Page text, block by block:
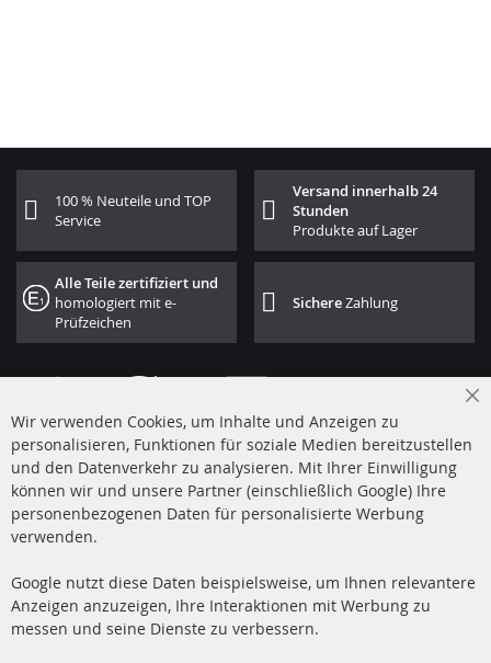
100 % Neuteile und TOP
Service
Versand innerhalb 24
Stunden
Produkte auf Lager
Alle Teile zertifiziert und
homologiert mit e-
Prüfzeichen
SichereZahlung
+49 (0) 4533 799 00 0
Mo-Do: 09-17 Uhr, Fr 09-16 Uhr
info@contra-automotive.de
facebook
instagram
Quick Links Kundenservice
Wir verwenden Cookies, um Inhalte und Anzeigen zu
personalisieren, Funktionen für soziale Medien bereitzustellen
und den Datenverkehr zu analysieren. Mit Ihrer Einwilligung
können wir und unsere Partner (einschließlich Google) Ihre
personenbezogenen Daten für personalisierte Werbung
verwenden.
Google nutzt diese Daten beispielsweise, um Ihnen relevantere
Anzeigen anzuzeigen, Ihre Interaktionen mit Werbung zu
messen und seine Dienste zu verbessern.